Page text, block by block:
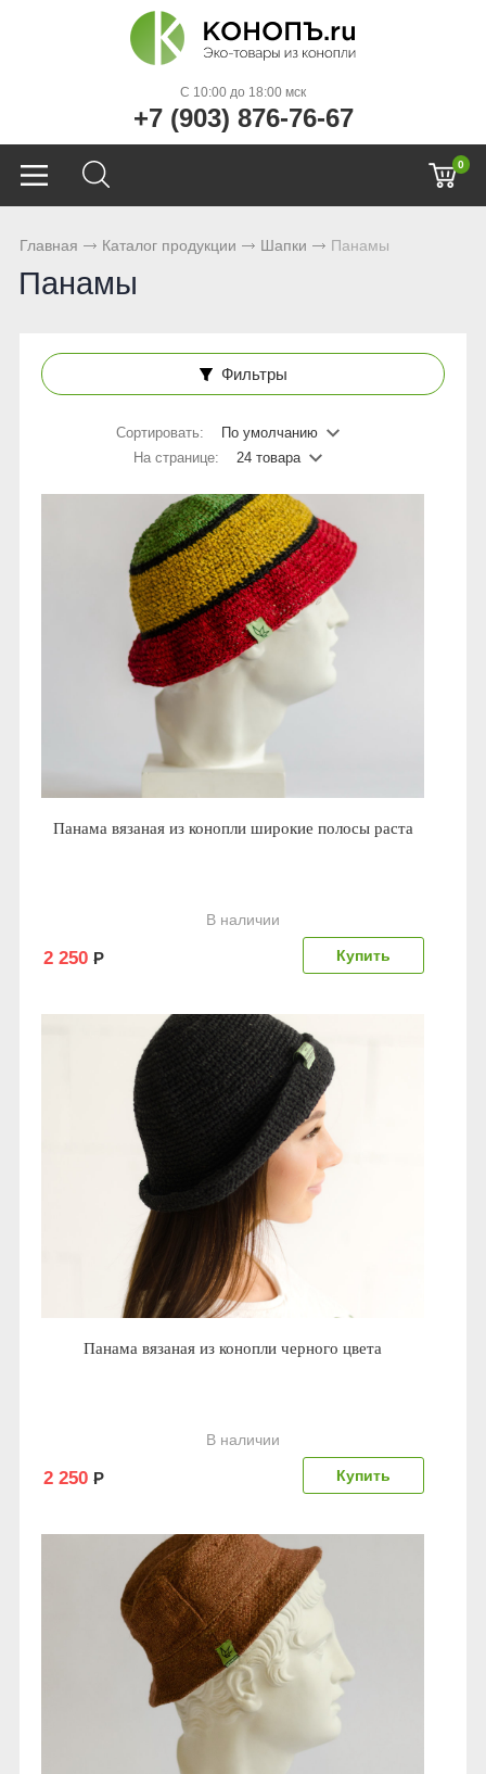
C 10:00 до 18:00 мск
+7 (903) 876-76-67
0
Главная Каталог продукции Шапки Панамы
Панамы
Фильтры
Сортировать:
По умолчанию
На странице:
24 товара
Панама вязаная из конопли широкие полосы раста
В наличии
2 250 Р
Панама вязаная из конопли черного цвета
В наличии
2 250 Р